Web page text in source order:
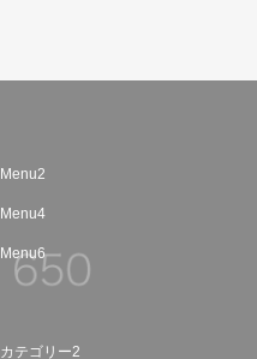
Menu2
Menu4
Menu6
カテゴリー2